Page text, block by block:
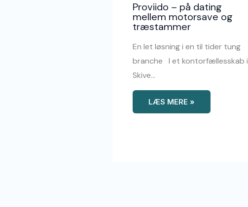
Proviido – på dating
mellem motorsave og
træstammer
En let løsning i en til tider tung
branche I et kontorfællesskab i
Skive…
LÆS MERE »